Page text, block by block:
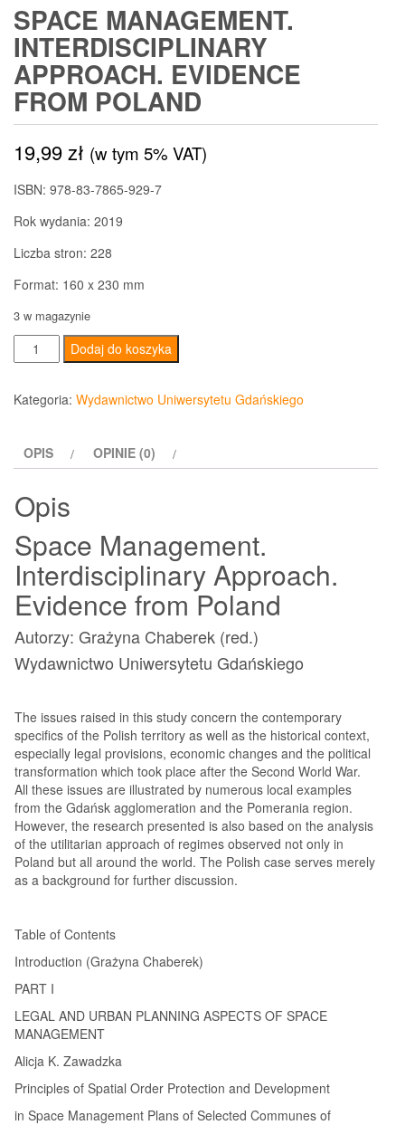
SPACE MANAGEMENT.
INTERDISCIPLINARY
APPROACH. EVIDENCE
FROM POLAND
19,99zł (w tym 5% VAT)
ISBN: 978-83-7865-929-7
Rok wydania: 2019
Liczba stron: 228
Format: 160 x 230 mm
3 w magazynie
ilość
Space
Management.
Interdisciplinary
Evidence
Poland
Dodaj do koszyka
Kategoria: Wydawnictwo Uniwersytetu Gdańskiego
OPIS OPINIE (0)
Opis
Space Management.
Interdisciplinary Approach.
Evidence from Poland
Autorzy: Grażyna Chaberek (red.)
Wydawnictwo Uniwersytetu Gdańskiego
The issues raised in this study concern the contemporary
specifics of the Polish territory as well as the historical context,
especially legal provisions, economic changes and the political
transformation which took place after the Second World War.
All these issues are illustrated by numerous local examples
from the Gdańsk agglomeration and the Pomerania region.
However, the research presented is also based on the analysis
of the utilitarian approach of regimes observed not only in
Poland but all around the world. The Polish case serves merely
as a background for further discussion.
Table of Contents
Introduction (Grażyna Chaberek)
PART I
LEGAL AND URBAN PLANNING ASPECTS OF SPACE
MANAGEMENT
Alicja K. Zawadzka
Principles of Spatial Order Protection and Development
in Space Management Plans of Selected Communes of